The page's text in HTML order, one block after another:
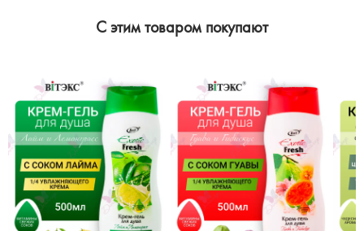
C этим товаром покупают